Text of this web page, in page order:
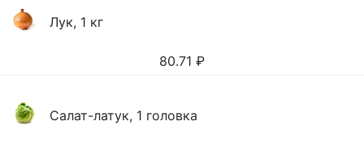
Лук, 1 кг
80.71 ₽
Салат-латук, 1 головка